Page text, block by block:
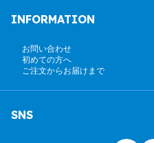
INFORMATION
お問い合わせ
初めての方へ
ご注文からお届けまで
SNS